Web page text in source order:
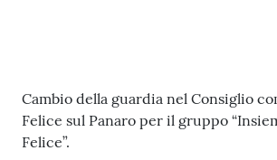
a
n
f
Contenuto
Cambio della guardia nel Consiglio
Felice sul Panaro per il gruppo
Felice”.